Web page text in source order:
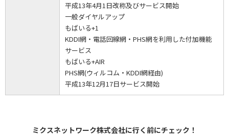
平成13年4月1日改称及びサービス開始
一般ダイヤルアップ
もばいる+1
KDDI網・電話回線網・PHS網を利用した付加機能
サービス
もばいる+AIR
PHS網(ウィルコム・KDDI網経由)
平成13年12月17日サービス開始
ミクスネットワーク株式会社に行く前にチェック！